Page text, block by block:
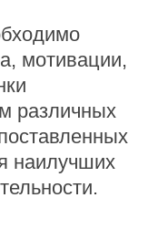
мотивации,
различных
наилучших